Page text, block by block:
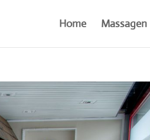
Home Massagen